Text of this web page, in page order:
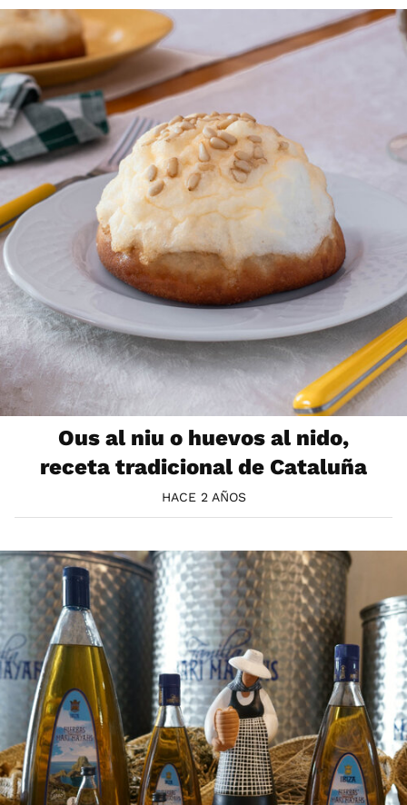
Ous al niu o huevos al nido,
receta tradicional de Cataluña
HACE 2 AÑOS